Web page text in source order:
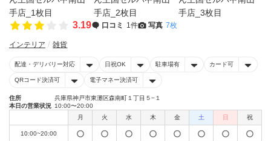
3.19 口コミ 1件 写真 7枚
インテリア 雑貨
配達・デリバリー対応 日祝OK 駐車場有 カード可
QRコード決済可 電子マネー決済可
住所
兵庫県神戸市東灘区森南町１丁目５−１
本日の営業状況 10:00〜20:00
月
火 水 木 金 土 日 祝
10:00~20:00